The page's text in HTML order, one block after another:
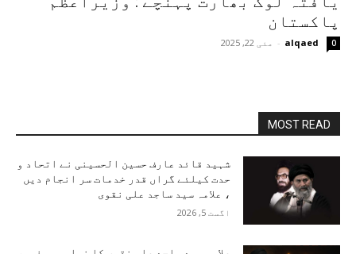
پاکستان
alqaed
- مئی 22, 2025 0
MOST READ
شہید قائد عارف حسین الحسینی نے اتحاد و
حدت کیلئے گراں قدر خدمات سر انجام دیں
، علامہ سید ساجد علی نقوی
اگست 5, 2026